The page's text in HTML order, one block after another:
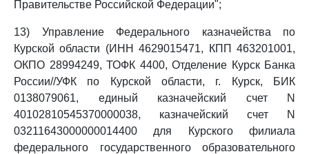
Правительстве Российской Федерации";
13) Управление Федерального казначейства по
Курской области (ИНН 4629015471, КПП 463201001,
ОКПО 28994249, ТОФК 4400, Отделение Курск Банка
России//УФК по Курской области, г. Курск, БИК
0138079061, единый казначейский счет N
40102810545370000038, казначейский счет N
03211643000000014400 для Курского филиала
федерального государственного образовательного